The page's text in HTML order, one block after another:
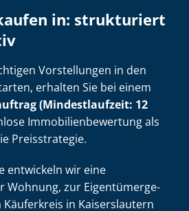
in: strukturiert
Vorstellungen in den
erhalten Sie bei einem
(Mindestlaufzeit: 12
Im­mo­bi­li­en­be­wer­tung als
Preisstrategie.
entwickeln wir eine
Wohnung, zur Ei­gen­tü­mer­ge­
in Kaiserslautern